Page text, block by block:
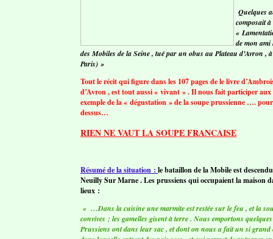
Quelques
composait
«
de mon
des Mobiles de la Seine , tué par un obus au Plateau d’Avron ,
Paris) »
Tout le récit qui figure dans les 107 pages de le livre
d’Avron , est tout aussi « vivant » . Il nous fait participer
exemple de la « dégustation » de la soupe prussienne ….
dessus…
RIEN NE VAUT LA SOUPE FRANCAISE
Résumé de la situation : le bataillon de la Mobile est
Neuilly Sur Marne . Les prussiens qui occupaient la maison
lieux :
« …Dans la cuisine une marmite est restée sur le feu , et la
convives ; les gamelles gisent à terre . Nous emportons
Prussiens ont dans leur sac , et dont on nous a fait un si grand